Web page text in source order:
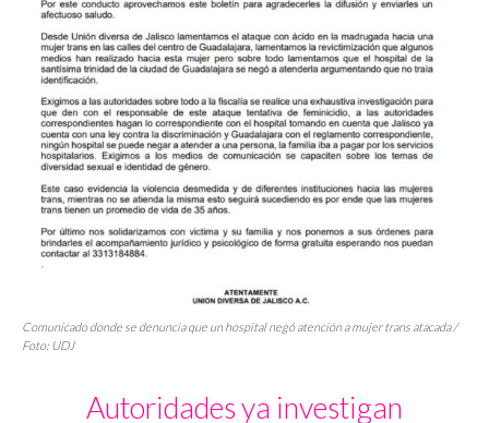
Comunicado donde se denuncia que un hospital negó atención a mujer trans atacada /
Foto: UDJ
Autoridades ya investigan